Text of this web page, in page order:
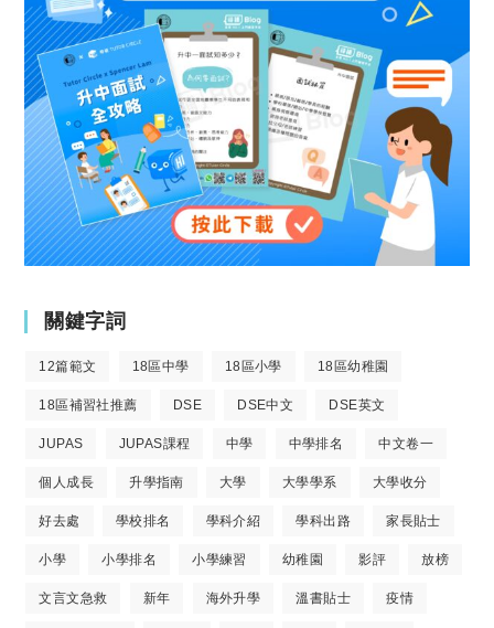
關鍵字詞
12篇範文 18區中學 18區小學 18區幼稚園
18區補習社推薦 DSE DSE中文 DSE英文
JUPAS JUPAS課程 中學 中學排名 中文卷一
個人成長 升學指南 大學 大學學系 大學收分
好去處 學校排名 學科介紹 學科出路 家長貼士
小學 小學排名 小學練習 幼稚園 影評 放榜
文言文急救 新年 海外升學 溫書貼士 疫情